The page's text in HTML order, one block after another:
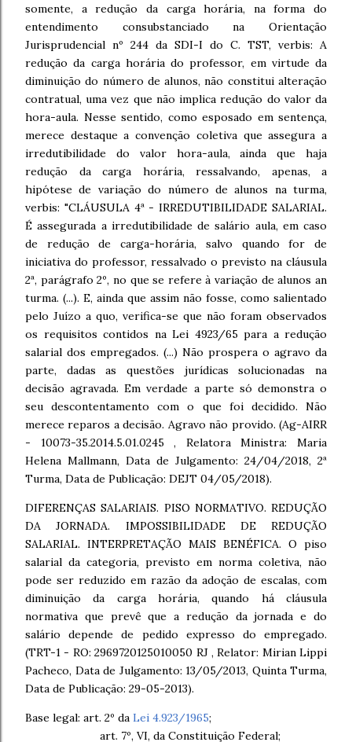
somente, a redução da carga horária, na forma do
entendimento consubstanciado na Orientação
Jurisprudencial nº 244 da SDI-I do C. TST, verbis: A
redução da carga horária do professor, em virtude da
diminuição do número de alunos, não constitui alteração
contratual, uma vez que não implica redução do valor da
hora-aula. Nesse sentido, como esposado em sentença,
merece destaque a convenção coletiva que assegura a
irredutibilidade do valor hora-aula, ainda que haja
redução da carga horária, ressalvando, apenas, a
hipótese de variação do número de alunos na turma,
verbis: "CLÁUSULA 4ª - IRREDUTIBILIDADE SALARIAL.
É assegurada a irredutibilidade de salário aula, em caso
de redução de carga-horária, salvo quando for de
iniciativa do professor, ressalvado o previsto na cláusula
2ª, parágrafo 2º, no que se refere à variação de alunos an
turma. (...). E, ainda que assim não fosse, como salientado
pelo Juízo a quo, verifica-se que não foram observados
os requisitos contidos na Lei 4923/65 para a redução
salarial dos empregados. (...) Não prospera o agravo da
parte, dadas as questões jurídicas solucionadas na
decisão agravada. Em verdade a parte só demonstra o
seu descontentamento com o que foi decidido. Não
merece reparos a decisão. Agravo não provido. (Ag-AIRR
- 10073-35.2014.5.01.0245 , Relatora Ministra: Maria
Helena Mallmann, Data de Julgamento: 24/04/2018, 2ª
Turma, Data de Publicação: DEJT 04/05/2018).
DIFERENÇAS SALARIAIS. PISO NORMATIVO. REDUÇÃO
DA JORNADA. IMPOSSIBILIDADE DE REDUÇÃO
SALARIAL. INTERPRETAÇÃO MAIS BENÉFICA. O piso
salarial da categoria, previsto em norma coletiva, não
pode ser reduzido em razão da adoção de escalas, com
diminuição da carga horária, quando há cláusula
normativa que prevê que a redução da jornada e do
salário depende de pedido expresso do empregado.
(TRT-1 - RO: 2969720125010050 RJ , Relator: Mirian Lippi
Pacheco, Data de Julgamento: 13/05/2013, Quinta Turma,
Data de Publicação: 29-05-2013).
Base legal: art. 2º da Lei 4.923/1965;
art. 7º, VI, da Constituição Federal;